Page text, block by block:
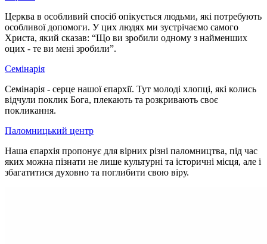
Церква в особливий спосіб опікується людьми, які потребують
особливої допомоги. У цих людях ми зустрічаємо самого
Христа, який сказав: “Що ви зробили одному з найменших
оцих - те ви мені зробили”.
Семінарія
Семінарія - серце нашої єпархії. Тут молоді хлопці, які колись
відчули поклик Бога, плекають та розкривають своє
покликання.
Паломницький центр
Наша єпархія пропонує для вірних різні паломництва, під час
яких можна пізнати не лише культурні та історичні місця, але і
збагатитися духовно та поглибити свою віру.